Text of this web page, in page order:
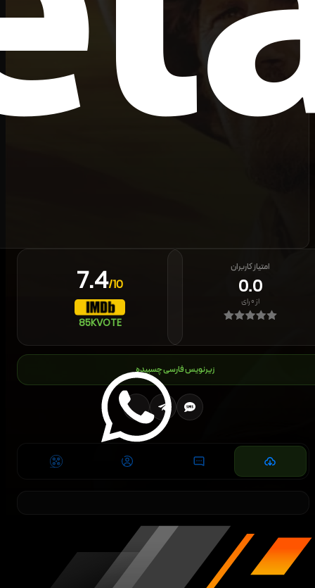
7.4/10
85KVOTE
امتیاز کاربران
0.0
از۰رای
زیرنویس فارسی چسبیده